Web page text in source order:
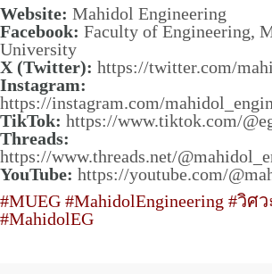
Website: Mahidol Engineering
Facebook: Faculty of Engineering,
University
X (Twitter): https://twitter.com/
Instagram:
https://instagram.com/
TikTok: https://www.tiktok.com/
Threads:
https://www.threads.net/
YouTube: https://youtube.com/
#MUEG #MahidolEngineering #วิศ
#MahidolEG